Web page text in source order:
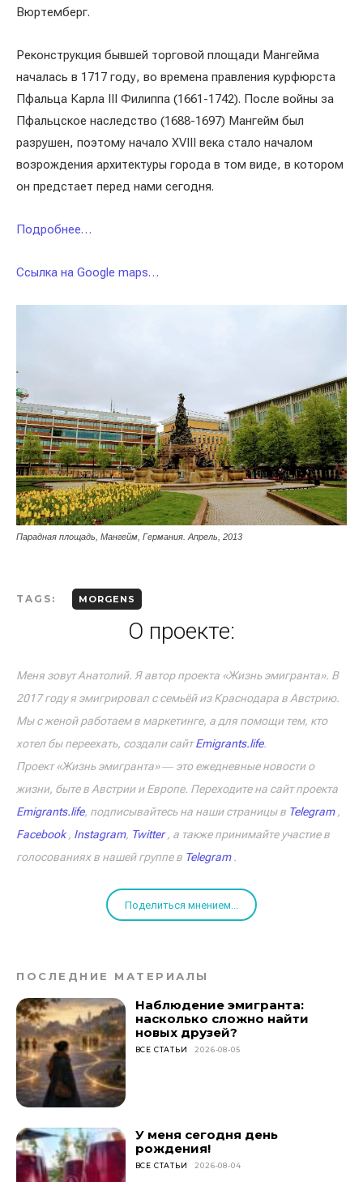
Вюртемберг.
Реконструкция бывшей торговой площади Мангейма
началась в 1717 году, во времена правления курфюрста
Пфальца Карла III Филиппа (1661-1742). После войны за
Пфальцское наследство (1688-1697) Мангейм был
разрушен, поэтому начало XVIII века стало началом
возрождения архитектуры города в том виде, в котором
он предстает перед нами сегодня.
Подробнее…
Ссылка на Google maps…
Парадная площадь, Мангейм, Германия. Апрель, 2013
TAGS: MORGENS
О проекте:
Меня зовут Анатолий. Я автор проекта «Жизнь эмигранта». В
2017 году я эмигрировал с семьёй из Краснодара в Австрию.
Мы с женой работаем в маркетинге, а для помощи тем, кто
хотел бы переехать, создали сайтEmigrants.life.
Проект «Жизнь эмигранта» ― это ежедневные новости о
жизни, быте в Австрии и Европе. Переходите на сайт проекта
Emigrants.life, подписывайтесь на наши страницы в Telegram,
Facebook, Instagram, Twitter, а также принимайте участие в
голосованиях в нашей группе в Telegram.
Поделиться мнением...
ПОСЛЕДНИЕ МАТЕРИАЛЫ
Наблюдение эмигранта:
насколько сложно найти
новых друзей?
ВСЕ СТАТЬИ 2026-08-05
У меня сегодня день
рождения!
ВСЕ СТАТЬИ 2026-08-04